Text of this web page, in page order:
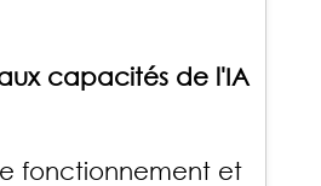
capacités de l'IA
fonctionnement et